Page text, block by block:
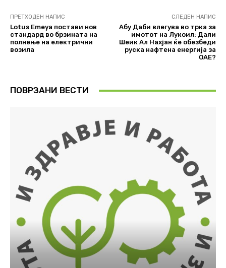
ПРЕТХОДЕН НАПИС
Lotus Emeya постави нов
стандард во брзината на
полнење на електрични
возила
СЛЕДЕН НАПИС
Абу Даби влегува во трка за
имотот на Лукоил: Дали
Шеик Ал Нахјан ќе обезбеди
руска нафтена енергија за
ОАЕ?
ПОВРЗАНИ ВЕСТИ